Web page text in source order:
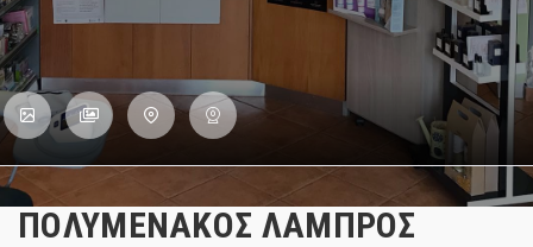
ΠΟΛΥΜΕΝΑΚΟΣ ΛΑΜΠΡΟΣ